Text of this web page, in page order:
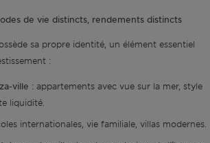
de vie distincts, rendements distincts
sa propre identité, un élément essentiel
:
ville : appartements avec vue sur la mer, style
liquidité.
internationales, vie familiale, villas modernes.